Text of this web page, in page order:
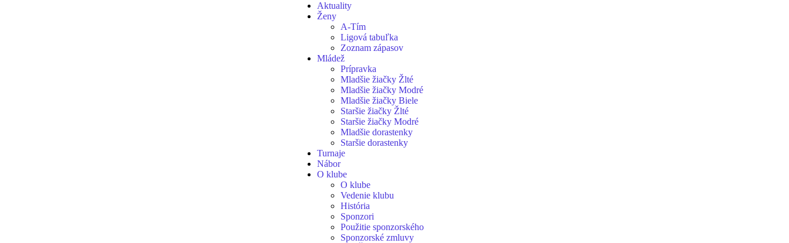
Aktuality
Ženy
A-Tím
Ligová tabuľka
Zoznam zápasov
Mládež
Prípravka
Mladšie žiačky Žlté
Mladšie žiačky Modré
Mladšie žiačky Biele
Staršie žiačky Žlté
Staršie žiačky Modré
Mladšie dorastenky
Staršie dorastenky
Turnaje
Nábor
O klube
O klube
Vedenie klubu
História
Sponzori
Použitie sponzorského
Sponzorské zmluvy